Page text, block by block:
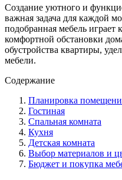
Создание уютного и
важная задача для каждой
подобранная мебель играет
комфортной обстановки
обустройства квартиры,
мебели.
Содержание
Планировка
Гостиная
Спальная комната
Кухня
Детская комната
Выбор материалов и
Бюджет и покупка